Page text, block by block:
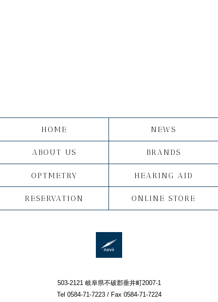
HOME NEWS
ABOUT US BRANDS
OPTMETRY HEARING AID
RESERVATION ONLINE STORE
503-2121 岐阜県不破郡垂井町2007-1
Tel 0584-71-7223 / Fax 0584-71-7224